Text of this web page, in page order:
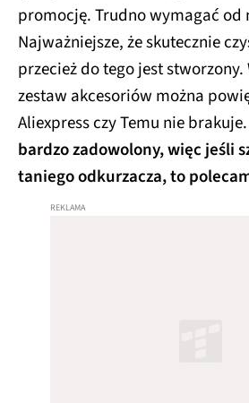
promocję. Trudno wymagać od
Najważniejsze, że skutecznie
przecież do tego jest
zestaw akcesoriów można
Aliexpress czy Temu nie brakuje.
bardzo zadowolony, więc jeśli
taniego odkurzacza, to